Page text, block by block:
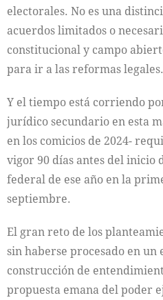
electorales. No es una
acuerdos limitados o
constitucional y campo
para ir a las reformas legales.
Y el tiempo está corriendo
jurídico secundario en esta
en los comicios de 2024-
vigor 90 días antes del inicio
federal de ese año en la
septiembre.
El gran reto de los
sin haberse procesado en un
construcción de
propuesta emana del poder